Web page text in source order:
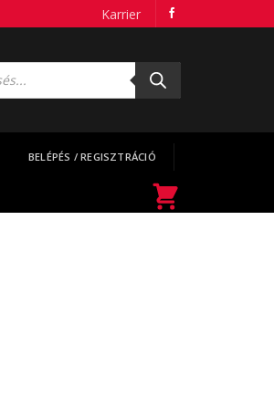
Karrier
BELÉPÉS / REGISZTRÁCIÓ